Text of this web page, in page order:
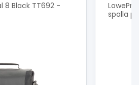
8 Black TT692 -
spalla